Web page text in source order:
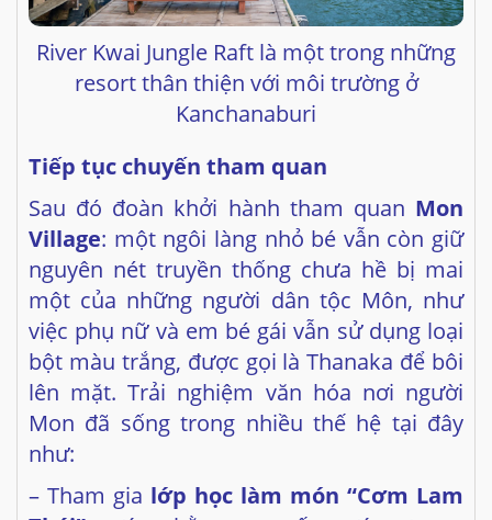
Kanchanaburi
Tiếp tục chuyến tham quan
Sau đó đoàn khởi hành tham quan
nguyên nét truyền thống chưa hề bị mai
một của những người dân tộc Môn, như
việc phụ nữ và em bé gái vẫn sử dụng loại
bột màu trắng, được gọi là Thanaka để bôi
lên mặt. Trải nghiệm văn hóa nơi người
Mon đã sống trong nhiều thế hệ tại đây
như:
– Tham gialớp học làm món “Cơm Lam
Thái” nướng bằng gạo nếp nướng trong
ống tre ở bản làng người Mon, trong khi
chờ đợi món ăn do chính tay mình làm